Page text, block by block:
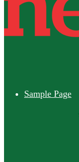
Sample Page